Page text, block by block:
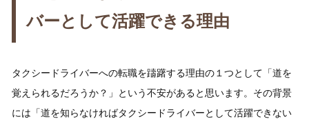
バーとして活躍できる理由
タクシードライバーへの転職を躊躇する理由の１つとして「道を
覚えられるだろうか？」という不安があると思います。その背景
には「道を知らなければタクシードライバーとして活躍できない